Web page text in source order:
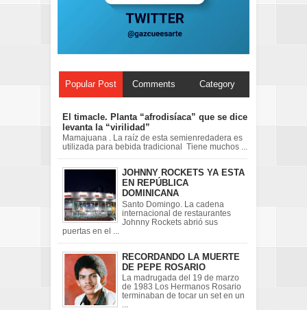
Popular Post Comments Category
El timacle. Planta “afrodisíaca” que se dice
levanta la “virilidad”
Mamajuana . La raíz de esta semienredadera es
utilizada para bebida tradicional Tiene muchos ...
JOHNNY ROCKETS YA ESTA
EN REPÚBLICA
DOMINICANA
Santo Domingo. La cadena
internacional de restaurantes
Johnny Rockets abrió sus
puertas en el ...
RECORDANDO LA MUERTE
DE PEPE ROSARIO
La madrugada del 19 de marzo
de 1983 Los Hermanos Rosario
terminaban de tocar un set en un
...